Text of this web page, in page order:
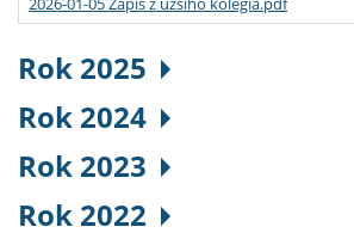
Rok 2025
Rok 2024
Rok 2023
Rok 2022